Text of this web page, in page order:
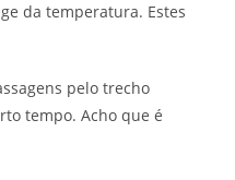
da temperatura. Estes
pelo trecho
tempo. Acho que é